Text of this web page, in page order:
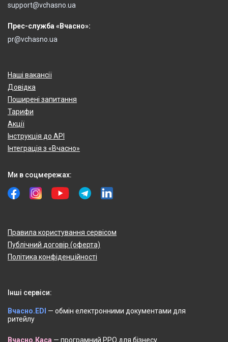
support@vchasno.ua
Прес-служба «Вчасно»:
pr@vchasno.ua
Наші вакансії
Довідка
Поширені запитання
Тарифи
Акції
Інструкція до API
Інтеграція з «Вчасно»
Ми в соцмережах:
Правила користування сервісом
Публічний договір (оферта)
Політика конфіденційності
Інші сервіси:
Вчасно.EDI — обмін електронними документами для
ритейлу
Вчасно.Каса — програмний РРО для бізнесу